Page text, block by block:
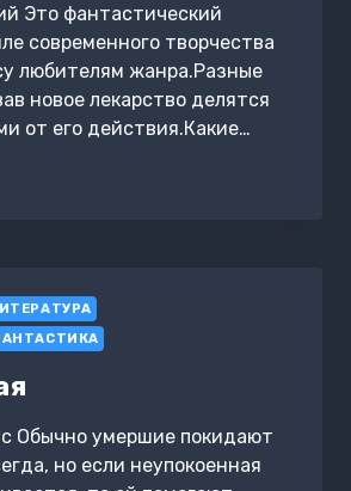
Это фантастический
современного творчества
любителям жанра.Разные
новое лекарство делятся
от его действия.Какие…
Обычно умершие покидают
но если неупокоенная